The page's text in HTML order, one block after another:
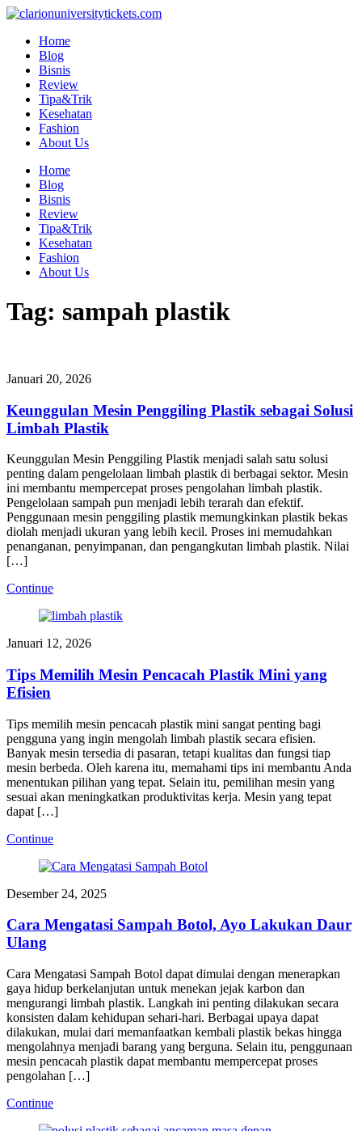
Skip
contentHome
Blog
Bisnis
Review
Tipa&Trik
Kesehatan
Fashion
About Us
Home
Blog
Bisnis
Review
Tipa&Trik
Kesehatan
Fashion
About Us
Tag: sampah plastik
Januari 20, 2026
Keunggulan Mesin Penggiling Plastik sebagai Solusi
Limbah Plastik
Keunggulan Mesin Penggiling Plastik menjadi salah satu solusi
penting dalam pengelolaan limbah plastik di berbagai sektor. Mesin
ini membantu mempercepat proses pengolahan limbah plastik.
Pengelolaan sampah pun menjadi lebih terarah dan efektif.
Penggunaan mesin penggiling plastik memungkinkan plastik bekas
diolah menjadi ukuran yang lebih kecil. Proses ini memudahkan
penanganan, penyimpanan, dan pengangkutan limbah plastik. Nilai
[…]
Continue
Januari 12, 2026
Tips Memilih Mesin Pencacah Plastik Mini yang
Efisien
Tips memilih mesin pencacah plastik mini sangat penting bagi
pengguna yang ingin mengolah limbah plastik secara efisien.
Banyak mesin tersedia di pasaran, tetapi kualitas dan fungsi tiap
mesin berbeda. Oleh karena itu, memahami tips ini membantu Anda
menentukan pilihan yang tepat. Selain itu, pemilihan mesin yang
sesuai akan meningkatkan produktivitas kerja. Mesin yang tepat
dapat […]
Continue
Desember 24, 2025
Cara Mengatasi Sampah Botol, Ayo Lakukan Daur
Ulang
Cara Mengatasi Sampah Botol dapat dimulai dengan menerapkan
gaya hidup berkelanjutan untuk menekan jejak karbon dan
mengurangi limbah plastik. Langkah ini penting dilakukan secara
konsisten dalam kehidupan sehari-hari. Berbagai upaya dapat
dilakukan, mulai dari memanfaatkan kembali plastik bekas hingga
mengolahnya menjadi barang yang berguna. Selain itu, penggunaan
mesin pencacah plastik dapat membantu mempercepat proses
pengolahan […]
Continue